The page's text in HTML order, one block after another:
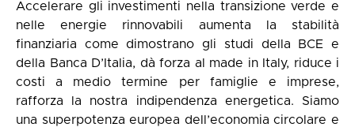
Accelerare gli investimenti nella transizione verde e
nelle energie rinnovabili aumenta la stabilità
finanziaria come dimostrano gli studi della BCE e
della Banca D’Italia, dà forza al made in Italy, riduce i
costi a medio termine per famiglie e imprese,
rafforza la nostra indipendenza energetica. Siamo
una superpotenza europea dell’economia circolare e